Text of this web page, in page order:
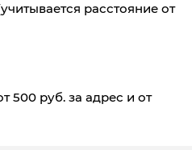
расстояние от
500 руб. за адрес и от